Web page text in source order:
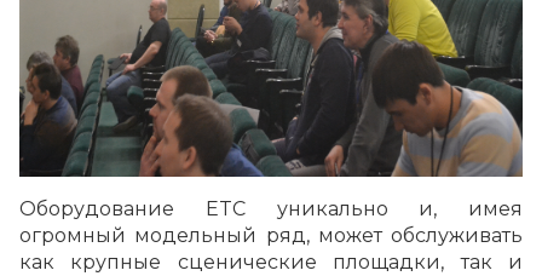
Оборудование ETC уникально и, имея
огромный модельный ряд, может обслуживать
как крупные сценические площадки, так и